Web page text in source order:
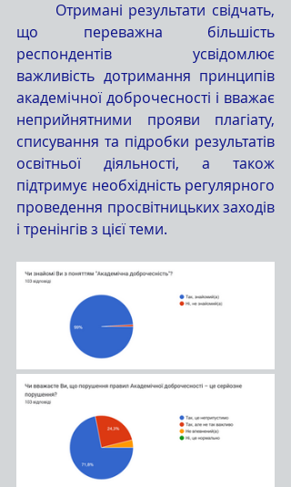
що переважна більшість
респондентів усвідомлює
важливість дотримання принципів
академічної доброчесності і вважає
неприйнятними прояви плагіату,
списування та підробки результатів
освітньої діяльності, а також
підтримує необхідність регулярного
проведення просвітницьких заходів
і тренінгів з цієї теми.